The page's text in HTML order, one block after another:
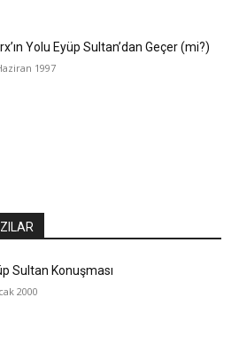
Yolu Eyüp Sultan’dan Geçer (mi?)
1997
Sultan Konuşması
2000